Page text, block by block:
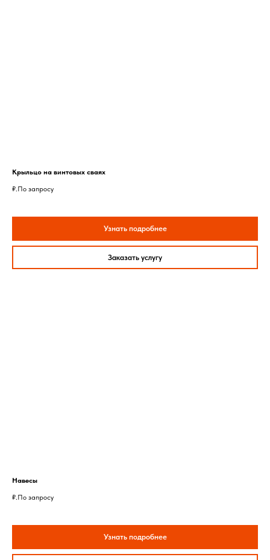
Крыльцо на винтовых сваях
₽.По запросу
Узнать подробнее
Заказать услугу
Навесы
₽.По запросу
Узнать подробнее